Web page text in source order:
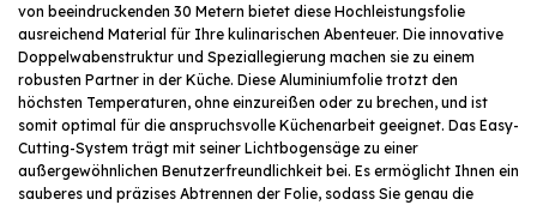
von beeindruckenden 30 Metern bietet diese Hochleistungsfolie
ausreichend Material für Ihre kulinarischen Abenteuer. Die innovative
Doppelwabenstruktur und Speziallegierung machen sie zu einem
robusten Partner in der Küche. Diese Aluminiumfolie trotzt den
höchsten Temperaturen, ohne einzureißen oder zu brechen, und ist
somit optimal für die anspruchsvolle Küchenarbeit geeignet. Das Easy-
Cutting-System trägt mit seiner Lichtbogensäge zu einer
außergewöhnlichen Benutzerfreundlichkeit bei. Es ermöglicht Ihnen ein
sauberes und präzises Abtrennen der Folie, sodass Sie genau die